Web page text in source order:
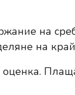
на
на
оценка.